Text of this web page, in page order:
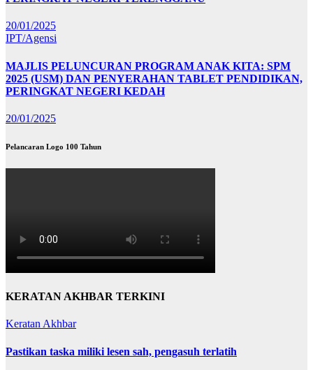
20/01/2025
IPT/Agensi
MAJLIS PELUNCURAN PROGRAM ANAK KITA: SPM
2025 (USM) DAN PENYERAHAN TABLET PENDIDIKAN,
PERINGKAT NEGERI KEDAH
20/01/2025
Pelancaran Logo 100 Tahun
KERATAN AKHBAR TERKINI
Keratan Akhbar
Pastikan taska miliki lesen sah, pengasuh terlatih